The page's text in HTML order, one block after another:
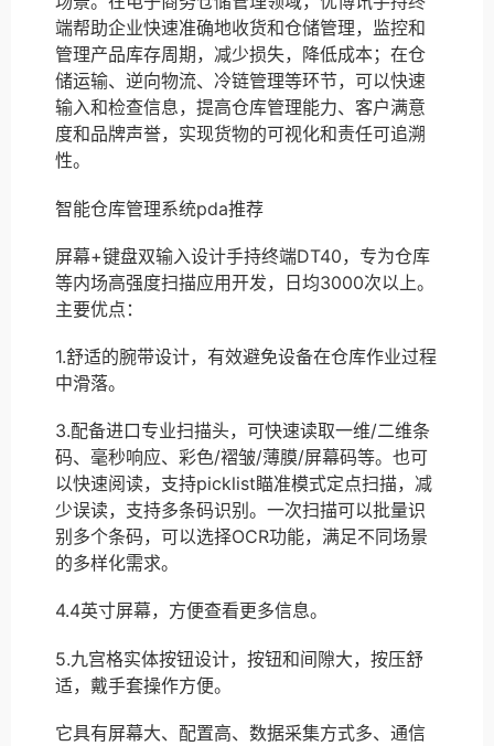
端帮助企业快速准确地收货和仓储管理，监控和
管理产品库存周期，减少损失，降低成本；在仓
储运输、逆向物流、冷链管理等环节，可以快速
输入和检查信息，提高仓库管理能力、客户满意
度和品牌声誉，实现货物的可视化和责任可追溯
性。
智能仓库管理系统pda推荐
屏幕+键盘双输入设计手持终端DT40，专为仓库
等内场高强度扫描应用开发，日均3000次以上。
主要优点：
1.舒适的腕带设计，有效避免设备在仓库作业过程
中滑落。
3.配备进口专业扫描头，可快速读取一维/二维条
码、毫秒响应、彩色/褶皱/薄膜/屏幕码等。也可
以快速阅读，支持picklist瞄准模式定点扫描，减
少误读，支持多条码识别。一次扫描可以批量识
别多个条码，可以选择OCR功能，满足不同场景
的多样化需求。
4.4英寸屏幕，方便查看更多信息。
5.九宫格实体按钮设计，按钮和间隙大，按压舒
适，戴手套操作方便。
它具有屏幕大、配置高、数据采集方式多、通信